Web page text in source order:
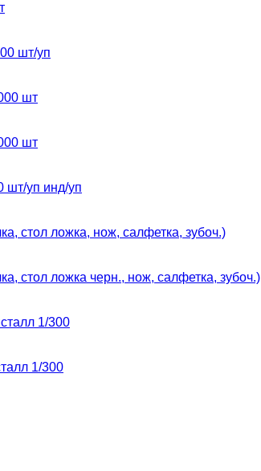
шт/уп
шт
шт
шт/уп инд/уп
стол ложка, нож, салфетка, зубоч.)
стол ложка черн., нож, салфетка, зубоч.)
1/300
1/300